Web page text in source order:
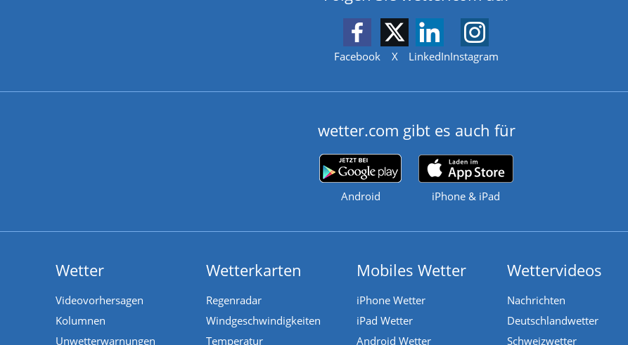
Facebook X LinkedInInstagram
wetter.com gibt es auch für
Android iPhone & iPad
Wetter
Videovorhersagen
Kolumnen
Unwetterwarnungen
Wetterkarten
Regenradar
Windgeschwindigkeiten
Temperatur
Mobiles Wetter
iPhone Wetter
iPad Wetter
Android Wetter
Wettervideos
Nachrichten
Deutschlandwetter
Schweizwetter